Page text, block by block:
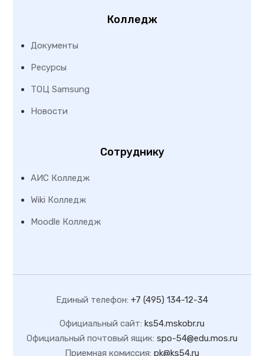
Колледж
Документы
Ресурсы
ТОЦ Samsung
Новости
Сотруднику
АИС Колледж
Wiki Колледж
Moodle Колледж
Единый телефон: +7 (495) 134-12-34
Официальный сайт: ks54.mskobr.ru
Официальный почтовый ящик: spo-54@edu.mos.ru
Приемная комиссия: pk@ks54.ru